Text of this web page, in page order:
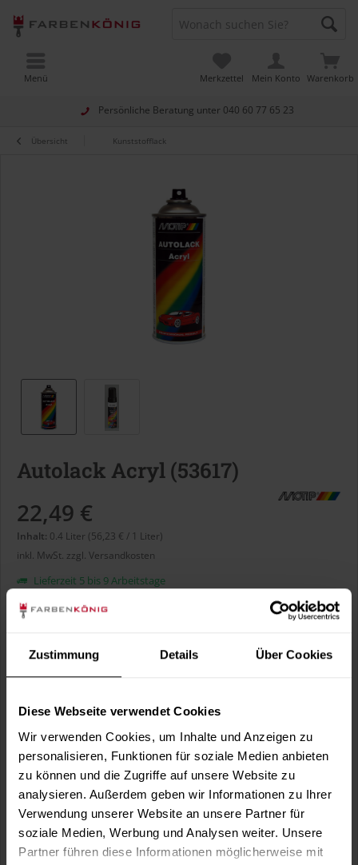
Zustimmung Details Über Cookies
Diese Webseite verwendet Cookies
Wir verwenden Cookies, um Inhalte und Anzeigen zu
personalisieren, Funktionen für soziale Medien anbieten
zu können und die Zugriffe auf unsere Website zu
analysieren. Außerdem geben wir Informationen zu Ihrer
Verwendung unserer Website an unsere Partner für
soziale Medien, Werbung und Analysen weiter. Unsere
Partner führen diese Informationen möglicherweise mit
Persönliche Beratung unter 040 60 77 65 23
Warenkorb
Merkzettel Mein Konto
Menü
Übersicht Kunststofflack
Autolack Acryl (53617)
22,49 €
Inhalt: 0.4 Liter (56,23 € / 1 Liter)
inkl. MwSt. zzgl. Versandkosten
Lieferzeit 5 bis 9 Arbeitstage
Liter:
Verbrauch berechnen
In denWarenkorb